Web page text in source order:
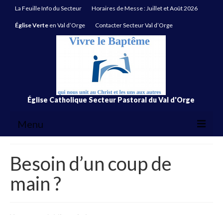
La Feuille Info du Secteur Horaires de Messe : Juillet et Août 2026
Église Verte en Val d’Orge Contacter Secteur Val d’Orge
Église Catholique Secteur Pastoral du Val d'Orge
Menu
Horaires de Messe : Juillet et Août 2026
Église Verte
Besoin d’un coup de
main ?